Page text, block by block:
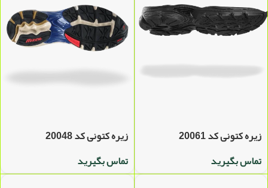
زیره کتونی کد 20061
تماس بگیرید
زیره کتونی کد 20048
تماس بگیرید